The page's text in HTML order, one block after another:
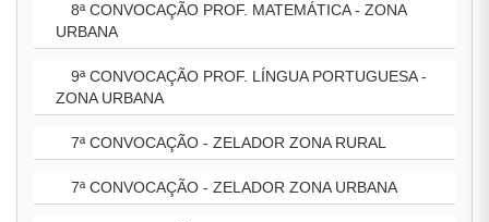
8ª CONVOCAÇÃO PROF. MATEMÁTICA - ZONA
URBANA
9ª CONVOCAÇÃO PROF. LÍNGUA PORTUGUESA -
ZONA URBANA
7ª CONVOCAÇÃO - ZELADOR ZONA RURAL
7ª CONVOCAÇÃO - ZELADOR ZONA URBANA